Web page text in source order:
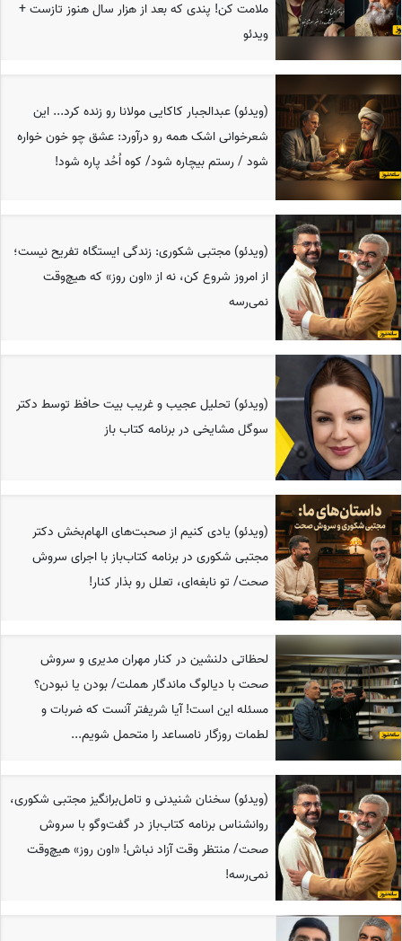
ملامت کن! پندی که بعد از هزار سال هنوز تازست +
ویدئو
(ویدئو) عبدالجبار کاکایی مولانا رو زنده کرد... این
شعرخوانی اشک همه رو درآورد: عشق چو خون خواره
شود / رستم بیچاره شود/ کوه اُحُد پاره شود!
(ویدئو) مجتبی شکوری: زندگی ایستگاه تفریح نیست؛
از امروز شروع کن، نه از «اون روز» که هیچ‌وقت
نمی‌رسه
(ویدئو) تحلیل عجیب و غریب بیت حافظ توسط دکتر
سوگل مشایخی در برنامه کتاب باز
(ویدئو) یادی کنیم از صحبت‌های الهام‌بخش دکتر
مجتبی شکوری در برنامه کتاب‌باز با اجرای سروش
صحت/ تو نابغه‌ای، تعلل رو بذار کنار!
لحظاتی دلنشین در کنار مهران مدیری و سروش
صحت با دیالوگ ماندگار هملت/ بودن یا نبودن؟
مسئله این است! آیا شریفتر آنست که ضربات و
لطمات روزگار نامساعد را متحمل شویم...
(ویدئو) سخنان شنیدنی و تامل‌برانگیز مجتبی شکوری،
روانشناس برنامه کتاب‌باز در گفت‌وگو با سروش
صحت/ منتظر وقت آزاد نباش! «اون روز» هیچ‌وقت
نمی‌رسه!